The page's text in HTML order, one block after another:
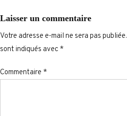
Laisser un commentaire
Votre adresse e-mail ne sera pas publiée.
sont indiqués avec *
Commentaire *